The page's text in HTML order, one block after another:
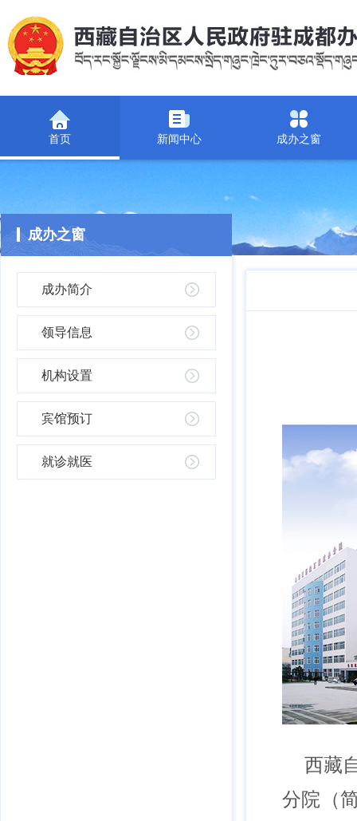
首页 新闻中心 成办之窗
成办之窗
成办简介
领导信息
机构设置
宾馆预订
就诊就医
西藏
分院（